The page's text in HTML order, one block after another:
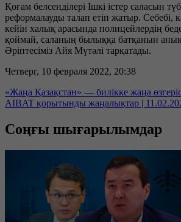
Қоғам белсенділері Ішкі істер саласын
реформалауды талап етіп жатыр. Себебі,
кейін халық арасында полицейлердің
қоймай, саланың былыққа батқанын анық
Әріптесіміз Айя Мүтәлі тарқатады.
Четверг, 10 февраля 2022, 20:38
«Жаңа Қазақстан» — билікке жаңа
AIBAT қорытынды жаңалықтар |
Соңғы шығарылымдар